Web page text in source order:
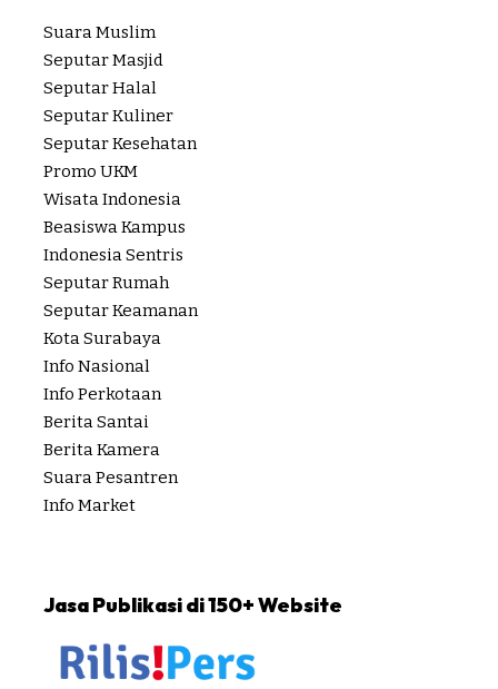
Suara Muslim
Seputar Masjid
Seputar Halal
Seputar Kuliner
Seputar Kesehatan
Promo UKM
Wisata Indonesia
Beasiswa Kampus
Indonesia Sentris
Seputar Rumah
Seputar Keamanan
Kota Surabaya
Info Nasional
Info Perkotaan
Berita Santai
Berita Kamera
Suara Pesantren
Info Market
Jasa Publikasi di 150+ Website